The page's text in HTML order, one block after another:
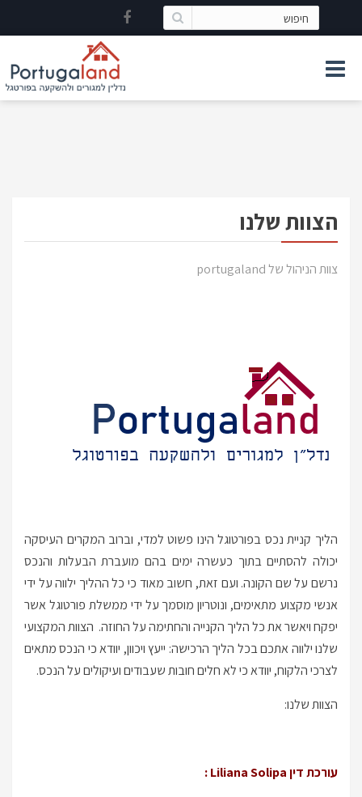
הצוות שלנו
צוות הניהול של portugaland
הליך קניית נכס בפורטוגל הינו פשוט למדי, וברוב המקרים העיסקה
יכולה להסתיים בתוך כעשרה ימים בהם מועברת הבעלות והנכס
נרשם על שם הקונה. ועם זאת, חשוב מאוד כי כל ההליך ילווה על ידי
אנשי מקצוע מתאימים, ונוטריון מוסמך על ידי ממשלת פורטוגל אשר
יפקח ויאשר את כל הליך הקנייה והחתימה על החוזה. הצוות המקצועי
שלנו ילווה אתכם בכל הליך הרכישה: ייעץ ויכוון, יוודא כי הנכס מתאים
לצרכי הלקוח, יוודא כי לא חלים חובות שעבודים ועיקולים על הנכס.
הצוות שלנו:
עורכת דין Liliana Solipa :